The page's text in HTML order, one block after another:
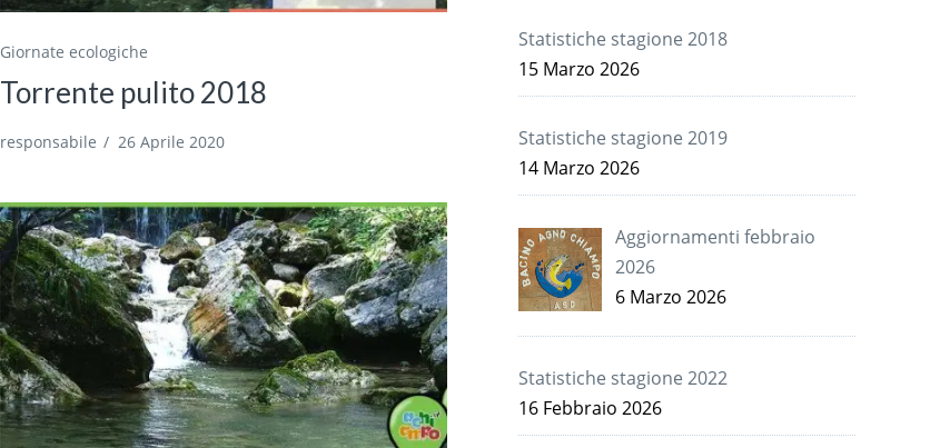
Giornate ecologiche
Torrente pulito 2018
responsabile / 26 Aprile 2020
Statistiche stagione 2018
15 Marzo 2026
Statistiche stagione 2019
14 Marzo 2026
Aggiornamenti febbraio
2026
6 Marzo 2026
Statistiche stagione 2022
16 Febbraio 2026